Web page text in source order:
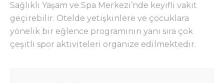
Sağlıklı Yaşam ve Spa Merkezi’nde keyifli vakit
geçirebilir. Otelde yetişkinlere ve çocuklara
yönelik bir eğlence programının yanı sıra çok
çeşitli spor aktiviteleri organize edilmektedir.